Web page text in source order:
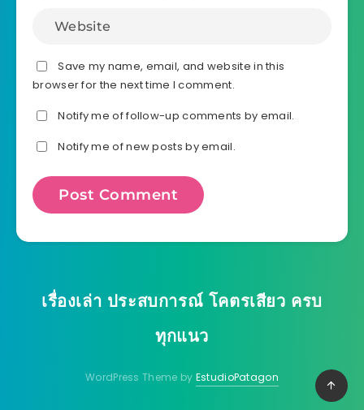
Save my name, email, and website in this
browser for the next time I comment.
Notify me of follow-up comments by email.
Notify me of new posts by email.
เรื่องเล่า ประสบการณ์ โคตรเสียว ครบ
ทุกแนว
WordPress Theme by EstudioPatagon